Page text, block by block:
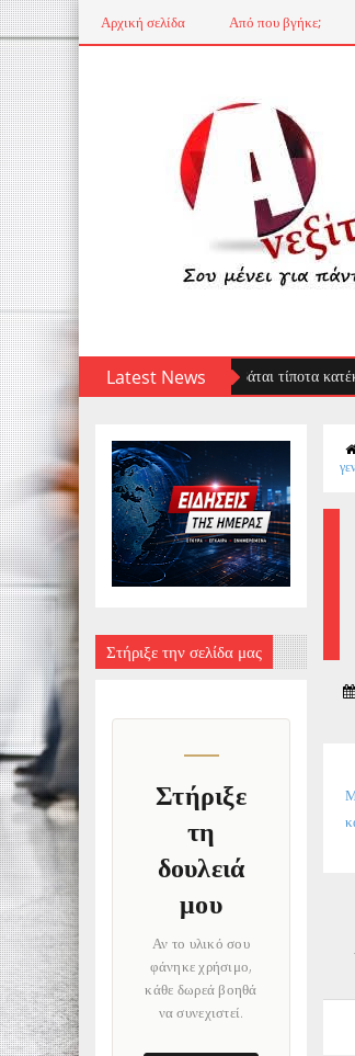
Αρχική σελίδα Από που βγήκε;
Latest News
Ο επισκέπτης που δεν φοβάται τίποτα κατέκτησε
Στήριξε την σελίδα μας
Στήριξε
τη
δουλειά
μου
Αν το υλικό σου
φάνηκε χρήσιμο,
κάθε δωρεά βοηθά
να συνεχιστεί.